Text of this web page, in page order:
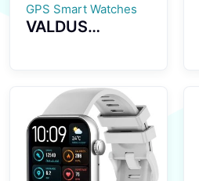
GPS Smart Watches
VALDUS
Rate Monitoring
IP68
Waterproof
Fitness Tracker
Smartwatch